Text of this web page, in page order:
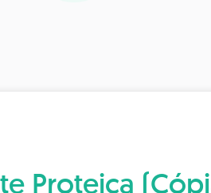
Proteica